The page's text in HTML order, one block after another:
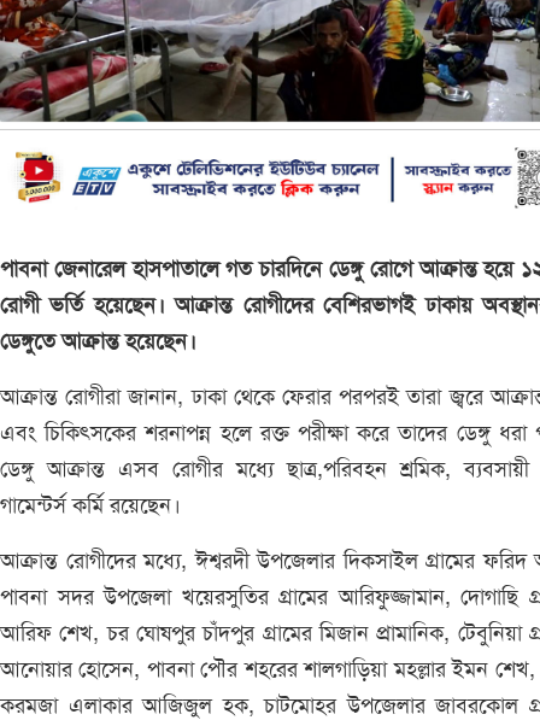
পাবনা জেনারেল হাসপাতালে গত চারদিনে ডেঙ্গু রোগে আক্রান্ত হয়ে
রোগী ভর্তি হয়েছেন। আক্রান্ত রোগীদের বেশিরভাগই ঢাকায়
ডেঙ্গুতে আক্রান্ত হয়েছেন।
আক্রান্ত রোগীরা জানান, ঢাকা থেকে ফেরার পরপরই তারা জ্বরে
এবং চিকিৎসকের শরনাপন্ন হলে রক্ত পরীক্ষা করে তাদের ডেঙ্গু ধরা
ডেঙ্গু আক্রান্ত এসব রোগীর মধ্যে ছাত্র,পরিবহন শ্রমিক,
গামেন্টর্স কর্মি রয়েছেন।
আক্রান্ত রোগীদের মধ্যে, ঈশ্বরদী উপজেলার দিকসাইল গ্রামের
পাবনা সদর উপজেলা খয়েরসুতির গ্রামের আরিফুজ্জামান, দোগাছি
আরিফ শেখ, চর ঘোষপুর চাঁদপুর গ্রামের মিজান প্রামানিক, টেবুনিয়া
আনোয়ার হোসেন, পাবনা পৌর শহরের শালগাড়িয়া মহল্লার ইমন শেখ,
করমজা এলাকার আজিজুল হক, চাটমোহর উপজেলার জাবরকোল